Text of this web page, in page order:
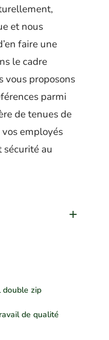
et nous
faire une
le cadre
vous proposons
parmi
de tenues de
employés
au
double zip
de qualité